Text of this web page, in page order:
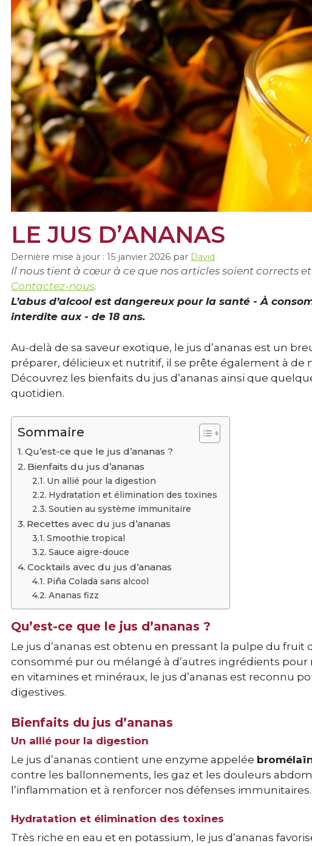
LE JUS D’ANANAS
Dernière mise à jour : 15 janvier 2026 par David
Il nous tient à cœur à ce que nos articles soient corrects
Contactez-nous.
L’abus d’alcool est dangereux pour la santé - À
interdite aux - de 18 ans.
Au-delà de sa saveur exotique, le jus d’ananas est un
préparer, délicieux et nutritif, il se prête également à
Découvrez les bienfaits du jus d’ananas ainsi que
quotidien.
Sommaire
Qu’est-ce que le jus d’ananas ?
Bienfaits du jus d’ananas
Un allié pour la digestion
Hydratation et élimination des toxines
Soutien au système immunitaire
Recettes avec du jus d’ananas
Smoothie tropical
Sauce aigre-douce
Cocktails avec du jus d’ananas
Piña Colada sans alcool
Ananas fizz
Qu’est-ce que le jus d’ananas ?
Le jus d’ananas est obtenu en pressant la pulpe du
consommé pur ou mélangé à d’autres ingrédients pour
en vitamines et minéraux, le jus d’ananas est reconnu
digestives.
Bienfaits du jus d’ananas
Un allié pour la digestion
Le jus d’ananas contient une enzyme appelée
contre les ballonnements, les gaz et les douleurs
l’inflammation et à renforcer nos défenses immunitaires.
Hydratation et élimination des toxines
Très riche en eau et en potassium, le jus d’ananas